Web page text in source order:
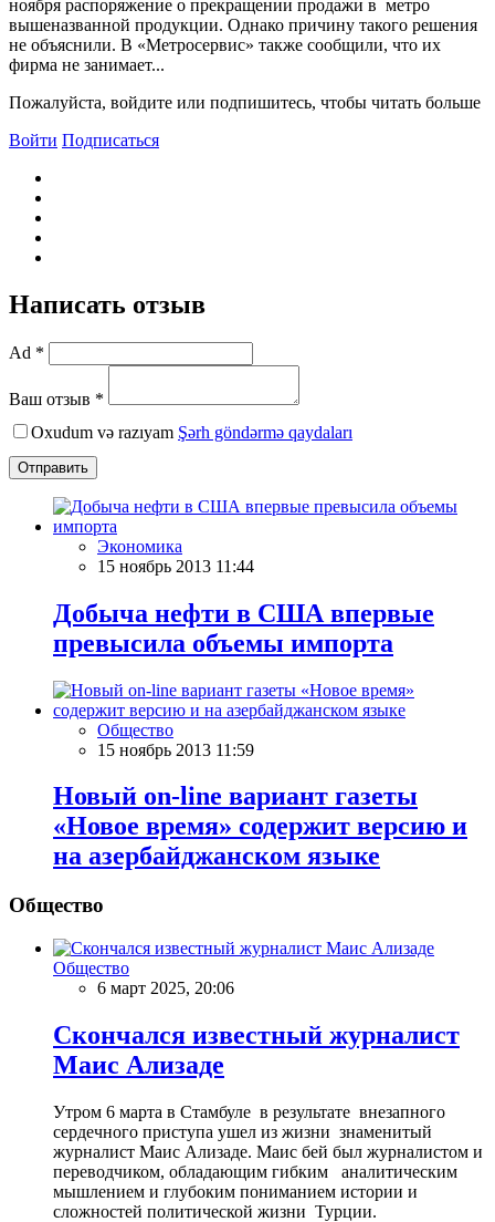
ноября распоряжение о прекращении продажи в метро
вышеназванной продукции. Однако причину такого решения
не объяснили. В «Метросервис» также сообщили, что их
фирма не занимает...
Пожалуйста, войдите или подпишитесь, чтобы читать больше
Войти Подписаться
Написать отзыв
Ad *
Ваш отзыв *
Oxudum və razıyam Şərh göndərmə qaydaları
Отправить
Экономика
15 ноябрь 2013 11:44
Добыча нефти в США впервые
превысила объемы импорта
Общество
15 ноябрь 2013 11:59
Новый on-line вариант газеты
«Новое время» содержит версию и
на азербайджанском языке
Общество
Общество
6 март 2025, 20:06
Скончался известный журналист
Маис Ализаде
Утром 6 марта в Стамбуле в результате внезапного
сердечного приступа ушел из жизни знаменитый
журналист Маис Ализаде. Маис бей был журналистом и
переводчиком, обладающим гибким аналитическим
мышлением и глубоким пониманием истории и
сложностей политической жизни Турции.